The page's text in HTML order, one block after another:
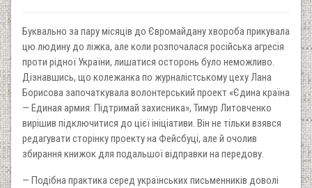
Буквально за пару місяців до Євромайдану хвороба прикувала
цю людину до ліжка, але коли розпочалася російська агресія
проти рідної України, лишатися осторонь було неможливо.
Дізнавшись, що колежанка по журналістському цеху Лана
Борисова започаткувала волонтерський проект «Єдина країна
— Единая армия: Підтримай захисника», Тимур Литовченко
вирішив підключитися до цієї ініціативи. Він не тільки взявся
редагувати сторінку проекту на Фейсбуці, але й очолив
збирання книжок для подальшої відправки на передову.
— Подібна практика серед українських письменників доволі